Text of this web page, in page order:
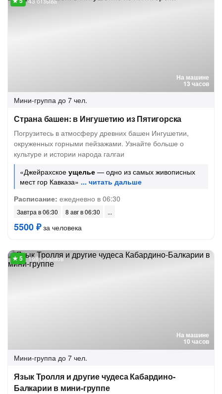
На машине
13 часов
Мини-группа до 7 чел.
Страна башен: в Ингушетию из Пятигорска
Погрузитесь в атмосферу древних башен Ингушетии,
окруженных горными пейзажами. Узнайте больше о
культуре и истории народа галгаи
«Джейрахское ущелье — одно из самых живописных
мест гор Кавказа»
Расписание: ежедневно в 06:30
Завтра в 06:30 8 авг в 06:30
5500 ₽за человека
На машине
10 часов
198 отзывов
Мини-группа до 7 чел.
Язык Тролля и другие чудеса Кабардино-
Балкарии в мини-группе